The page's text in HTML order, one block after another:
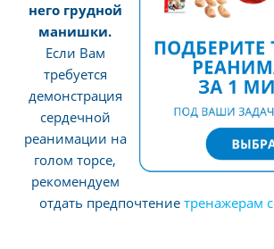
него грудной
манишки.
Если Вам
требуется
демонстрация
сердечной
реанимации на
голом торсе,
рекомендуем
отдать предпочтение тренажерам